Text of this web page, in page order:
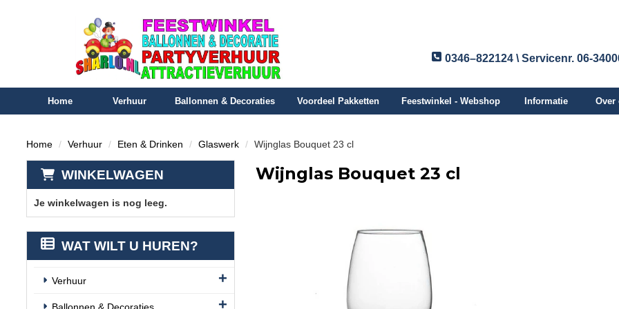
0346–822124 \ Servicenr. 06-
Home Verhuur Ballonnen & Decoraties Voordeel Pakketten Feestwinkel - Webshop Informatie Over
Home Verhuur Eten & Drinken Glaswerk Wijnglas Bouquet 23 cl
WINKELWAGEN
Je winkelwagen is nog leeg.
WAT WILT U HUREN?
Verhuur
Wijnglas Bouquet 23 cl